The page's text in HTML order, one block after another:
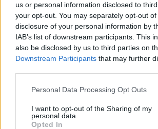
us or personal information disclosed to
your opt-out. You may separately opt-out
disclosure of your personal information by
IAB’s list of downstream participants. This
also be disclosed by us to third parties on
Downstream Participants that may further
Personal Data Processing Opt Outs
I want to opt-out of the Sharing of my
personal data.
Opted In
Ředitel
služeb
Jarolím a
Loužecká
inspekci životního prostředí (ČIŽP) z vlastní
to napsal nový ředitel inspekce Pavel Straka
plánovaných odchodechinformovalyv pondělí
Veterináři v horku ošetřují více zvířat,
se zploštělým čumákem